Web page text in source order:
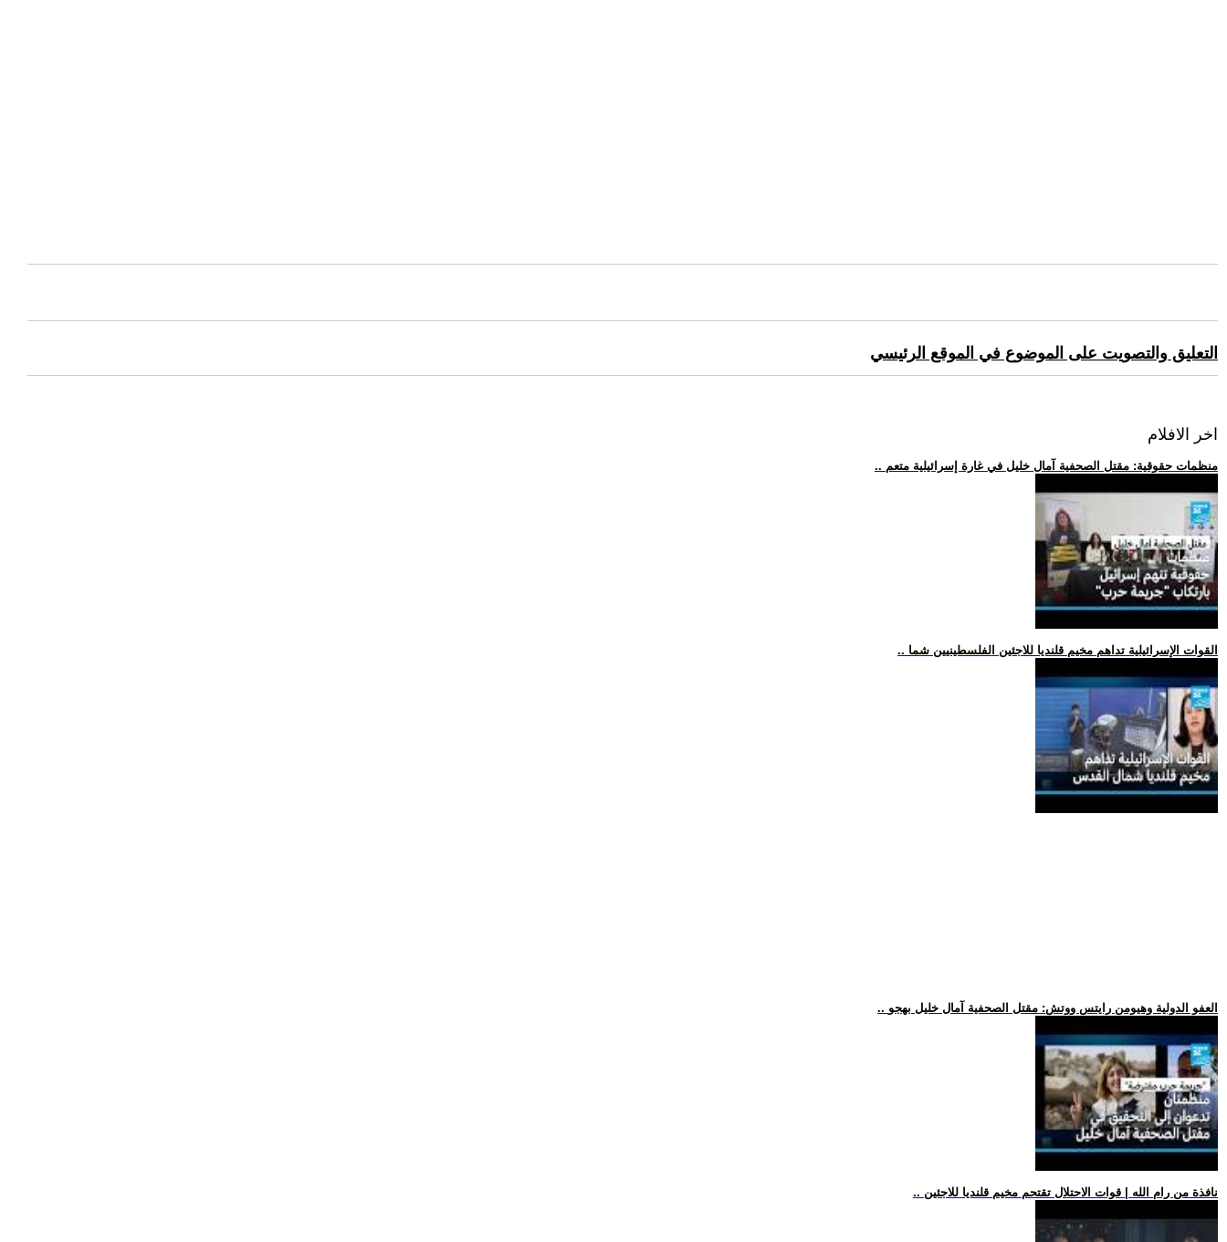
التعليق والتصويت على الموضوع في الموقع الرئيسي
اخر الافلام
.. منظمات حقوقية: مقتل الصحفية آمال خليل في غارة إسرائيلية متعم
.. القوات الإسرائيلية تداهم مخيم قلنديا للاجئين الفلسطينيين شما
.. العفو الدولية وهيومن رايتس ووتش: مقتل الصحفية آمال خليل بهجو
.. نافذة من رام الله | قوات الاحتلال تقتحم مخيم قلنديا للاجئين